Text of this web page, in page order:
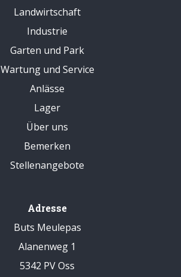
Landwirtschaft
Industrie
Garten und Park
Wartung und Service
Anlässe
Lager
Über uns
Bemerken
Stellenangebote
Adresse
Buts Meulepas
Alanenweg 1
5342 PV Oss